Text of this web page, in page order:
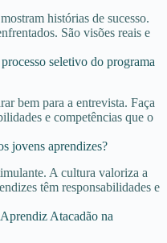
histórias de sucesso.
São visões reais e
seletivo do programa
bem para a entrevista. Faça
e competências que o
jovens aprendizes?
A cultura valoriza a
têm responsabilidades e
Atacadão na